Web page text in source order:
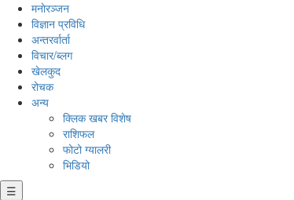
मनाेरञ्जन
विज्ञान प्रविधि
अन्तरर्वार्ता
विचार/ब्लग
खेलकुद
रोचक
अन्य
क्लिक खबर विशेष
राशिफल
फोटो ग्यालरी
भिडियो
☰